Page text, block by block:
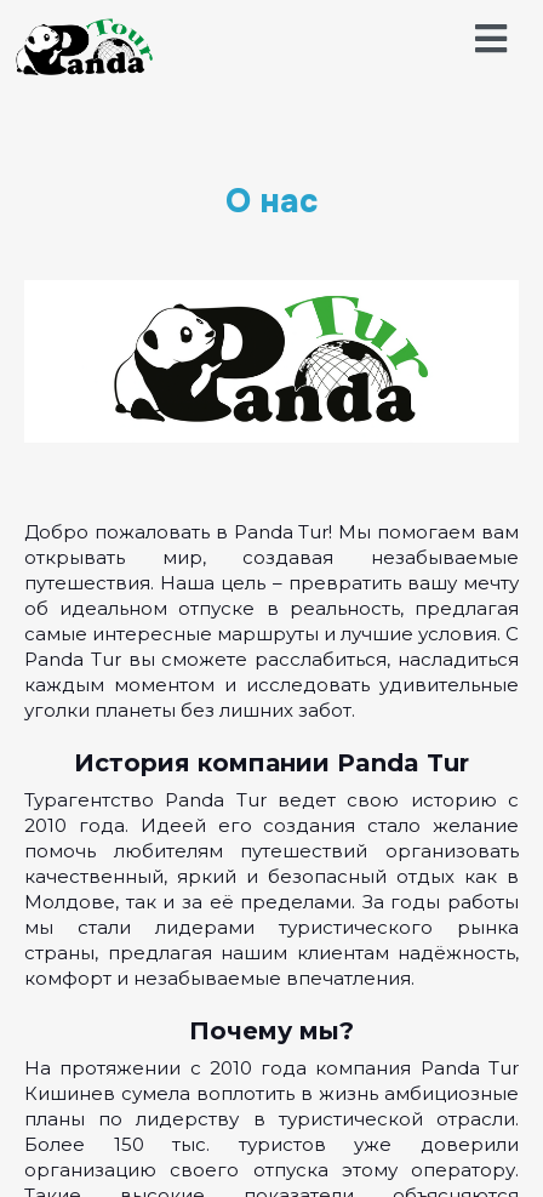
О нас
Добро пожаловать в Panda Tur! Мы помогаем вам
открывать мир, создавая незабываемые
путешествия. Наша цель – превратить вашу мечту
об идеальном отпуске в реальность, предлагая
самые интересные маршруты и лучшие условия. С
Panda Tur вы сможете расслабиться, насладиться
каждым моментом и исследовать удивительные
уголки планеты без лишних забот.
История компании Panda Tur
Турагентство Panda Tur ведет свою историю с
2010 года. Идеей его создания стало желание
помочь любителям путешествий организовать
качественный, яркий и безопасный отдых как в
Молдове, так и за её пределами. За годы работы
мы стали лидерами туристического рынка
страны, предлагая нашим клиентам надёжность,
комфорт и незабываемые впечатления.
Почему мы?
На протяжении с 2010 года компания Panda Tur
Кишинев сумела воплотить в жизнь амбициозные
планы по лидерству в туристической отрасли.
Более 150 тыс. туристов уже доверили
организацию своего отпуска этому оператору.